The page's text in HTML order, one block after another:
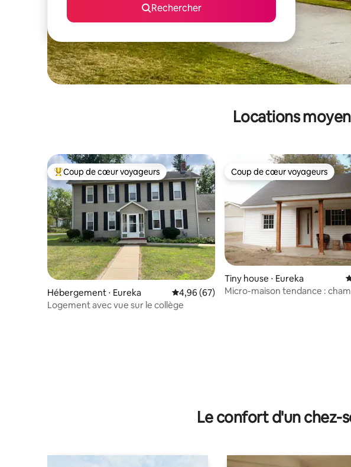
Rechercher
Locations
Coups de cœur voyageurs les plus appréciés
Coup de cœur voyageurs
Hébergement ⋅ Eureka Évaluation moyenne sur la base de 67
4,96 (67)
Logement avec vue sur le collège
Coup de cœur voyageurs
Coup de cœur voyageurs
Tiny house ⋅ Eureka
Micro-maison tendance :
Le confort d'un chez-